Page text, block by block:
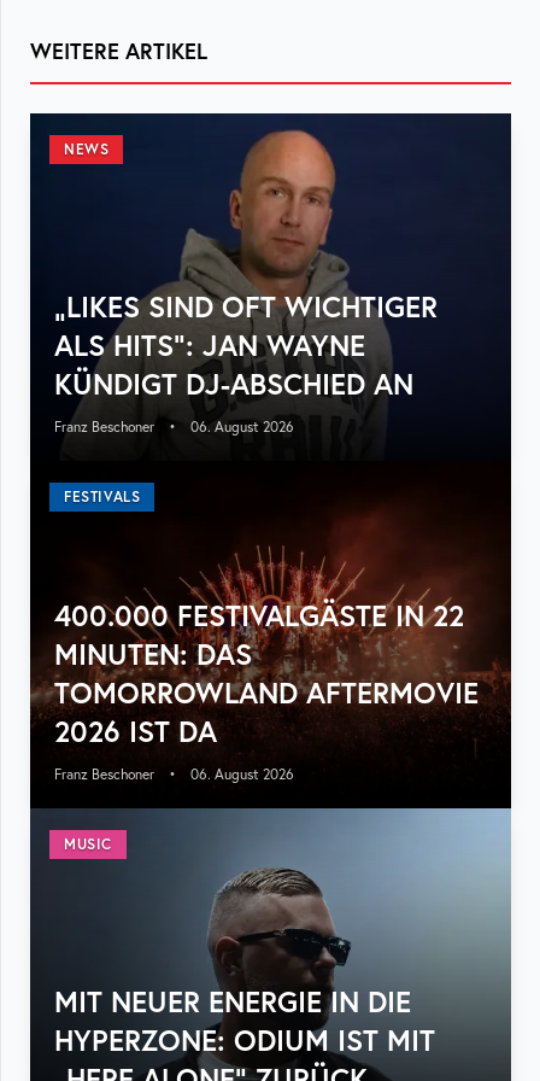
WEITERE ARTIKEL
NEWS
„LIKES SIND OFT WICHTIGER
ALS HITS“: JAN WAYNE
KÜNDIGT DJ-ABSCHIED AN
Franz Beschoner • 06. August 2026
FESTIVALS
400.000 FESTIVALGÄSTE IN 22
MINUTEN: DAS
TOMORROWLAND AFTERMOVIE
2026 IST DA
Franz Beschoner • 06. August 2026
MUSIC
MIT NEUER ENERGIE IN DIE
HYPERZONE: ODIUM IST MIT